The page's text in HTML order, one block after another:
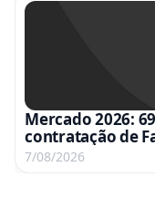
Mercado 2026:
contratação de
7/08/2026